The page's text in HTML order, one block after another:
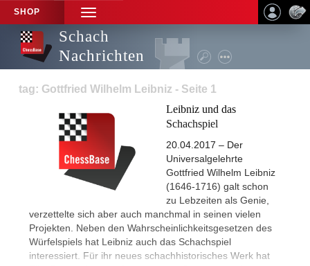
SHOP
TOGGLE
NAVIGATION
Schach
Nachrichten
tag: Gottfried Wilhelm Leibniz - Seite 1
Leibniz und das
Schachspiel
20.04.2017 – Der
Universalgelehrte
Gottfried Wilhelm Leibniz
(1646-1716) galt schon
zu Lebzeiten als Genie,
verzettelte sich aber auch manchmal in seinen vielen
Projekten. Neben den Wahrscheinlichkeitsgesetzen des
Würfelspiels hat Leibniz auch das Schachspiel
interessiert. Für ihr neues schachhistorisches Werk hat